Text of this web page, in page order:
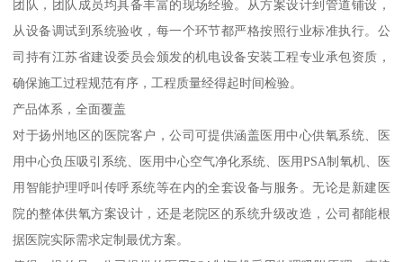
团队，团队成员均具备丰富的现场经验。从方案设计到管道铺设，
从设备调试到系统验收，每一个环节都严格按照行业标准执行。公
司持有江苏省建设委员会颁发的机电设备安装工程专业承包资质，
确保施工过程规范有序，工程质量经得起时间检验。
产品体系，全面覆盖
对于扬州地区的医院客户，公司可提供涵盖医用中心供氧系统、医
用中心负压吸引系统、医用中心空气净化系统、医用PSA制氧机、医
用智能护理呼叫传呼系统等在内的全套设备与服务。无论是新建医
院的整体供氧方案设计，还是老院区的系统升级改造，公司都能根
据医院实际需求定制最优方案。